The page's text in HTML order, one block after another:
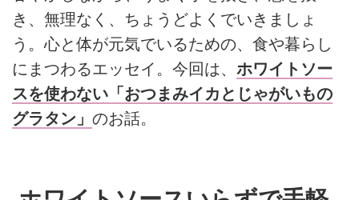
き、無理なく、ちょうどよくでいきましょ
う。心と体が元気でいるための、食や暮らし
にまつわるエッセイ。今回は、 ホワイトソー
スを使わない「おつまみイカとじゃがいもの
グラタン」 のお話。